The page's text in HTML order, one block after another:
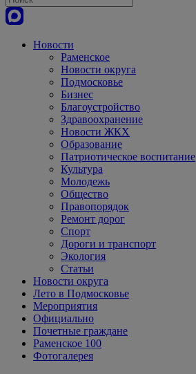
Новости
Раменское
Новости округа
Подмосковье
Бизнес
Благоустройство
Здравоохранение
Новости ЖКХ
Образование
Патриотическое воспитание
Культура
Молодежь
Общество
Правопорядок
Ремонт дорог
Спорт
Дороги и транспорт
Экология
Статьи
Новости округа
Лето в Подмосковье
Мероприятия
Официально
Почетные граждане
Раменское 100
Фотогалерея